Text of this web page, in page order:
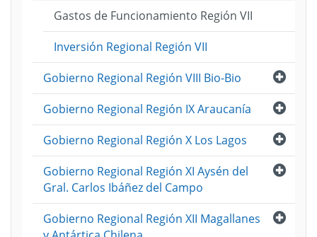
Gastos de Funcionamiento Región VII
Inversión Regional Región VII
Abrir
Gobierno Regional Región VIII Bio-Bio
Abrir
Gobierno Regional Región IX Araucanía
Abrir
Gobierno Regional Región X Los Lagos
Abrir
Gobierno Regional Región XI Aysén del
Gral. Carlos Ibáñez del Campo
Abrir
Gobierno Regional Región XII Magallanes